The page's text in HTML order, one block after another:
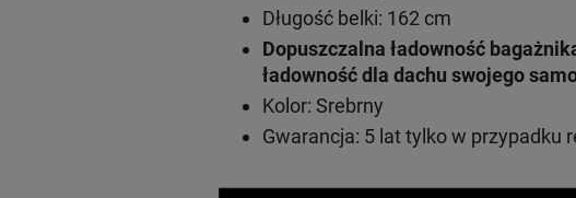
Długość belki: 162 cm
Dopuszczalna ładowność
ładowność dla dachu swojego
Kolor: Srebrny
Gwarancja: 5 lat tylko w przypadku